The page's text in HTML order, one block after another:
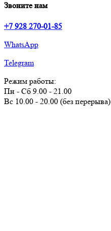
Звоните нам
+7 928 270-01-85
WhatsApp
Telegram
Режим работы:
Пн - Сб 9.00 - 21.00
Вс 10.00 - 20.00 (без перерыва)